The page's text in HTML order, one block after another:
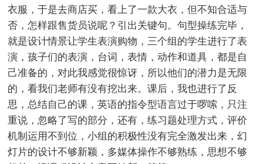
衣服，于是去商店买，看上了一款大衣，但不知合适与
否，怎样跟售货员说呢？引出关键句。句型操练完毕，
就是设计情景让学生表演购物，三个组的学生进行了表
演，孩子们的表演，台词，表情，动作和道具，都是自
己准备的，对此我感觉很惊讶，所以他们的潜力是无限
的，看我们老师有没有挖出来。课后，我也进行了反
思，总结自己的课，英语的指令型语言过于啰嗦，只注
重说，忽略了写的部分，还有，练习题处理方式，评价
机制运用不到位，小组的积极性没有完全激发出来，幻
灯片的设计不够新颖，多媒体操作不够熟练，思想不够